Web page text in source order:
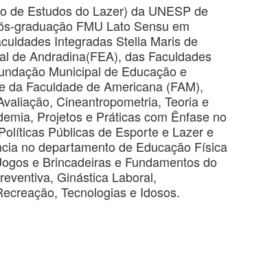
de Estudos do Lazer) da UNESP de
graduação FMU Lato Sensu em
Integradas Stella Maris de
de Andradina(FEA), das Faculdades
Municipal de Educação e
da Faculdade de Americana (FAM),
Cineantropometria, Teoria e
Projetos e Práticas com Ênfase no
Públicas de Esporte e Lazer e
no departamento de Educação Física
e Brincadeiras e Fundamentos do
Ginástica Laboral,
Tecnologias e Idosos.